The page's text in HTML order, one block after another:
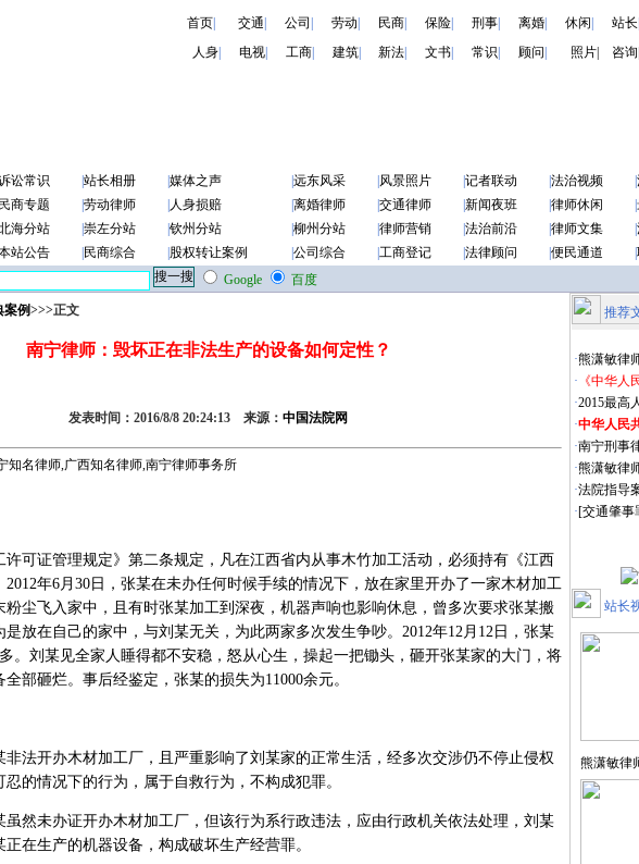
首页| 交通 公司 劳动 民商 保险 刑事 离婚 休闲 站长
人身
电视 工商 建筑 新法 文书 常识 顾问 照片| 咨询
讼常识 站长相册 媒体之声 远东风采 风景照片 记者联动 法治视频
民商专题 劳动律师 人身损赔 离婚律师 交通律师 新闻夜班 律师休闲
海分站 崇左分站 钦州分站 柳州分站 律师营销 法治前沿 律师文集
站公告 民商综合 股权转让案例 公司综合 工商登记 法律顾问 便民通道
Google
百度
案例>>>正文
南宁律师：毁坏正在非法生产的设备如何定性？
发表时间：2016/8/8 20:24:13 来源： 中国法院网
证管理规定》第二条规定，凡在江西省内从事木竹加工活动，必须持有《江西
年6月30日，张某在未办任何时候手续的情况下，放在家里开办了一家木材加工
粉尘飞入家中，且有时张某加工到深夜，机器声响也影响休息，曾多次要求张某搬
放在自己的家中，与刘某无关，为此两家多次发生争吵。2012年12月12日，张某
。刘某见全家人睡得都不安稳，怒从心生，操起一把锄头，砸开张某家的大门，将
部砸烂。事后经鉴定，张某的损失为11000余元。
开办木材加工厂，且严重影响了刘某家的正常生活，经多次交涉仍不停止侵权
的情况下的行为，属于自救行为，不构成犯罪。
未办证开办木材加工厂，但该行为系行政违法，应由行政机关依法处理，刘某
在生产的机器设备，构成破坏生产经营罪。
推荐
·熊潇敏律
· 《中华
·2015最高
·中华人民
·南宁刑事
·熊潇敏律
·法院指导
·[交通肇事
站长
熊潇敏律